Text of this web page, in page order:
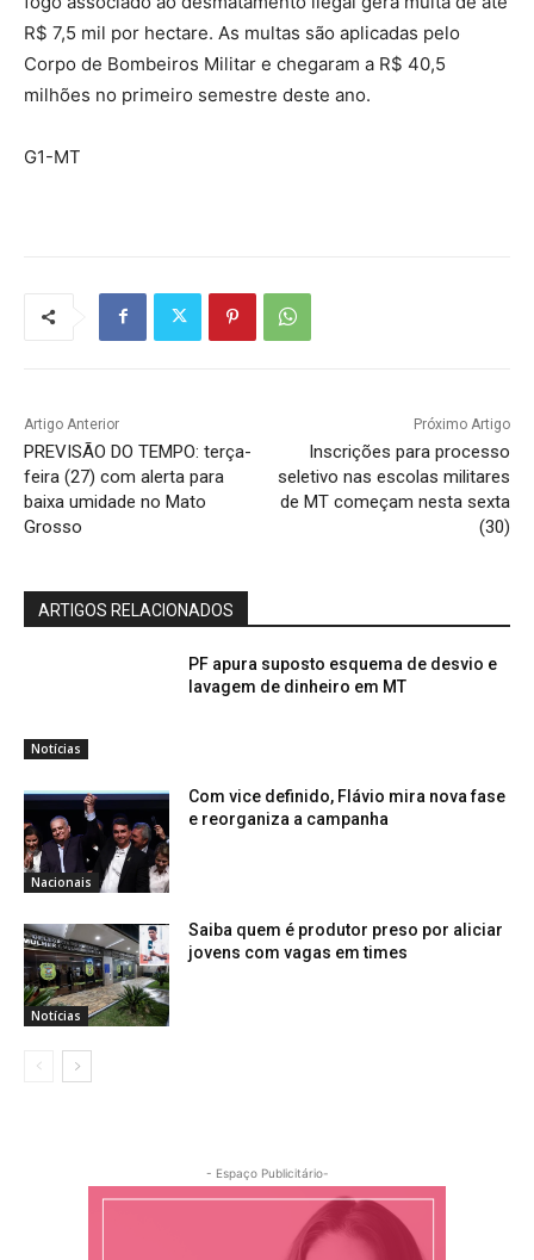
R$ 7,5 mil por hectare. As multas são aplicadas pelo
Corpo de Bombeiros Militar e chegaram a R$ 40,5
milhões no primeiro semestre deste ano.
G1-MT
Artigo Anterior
PREVISÃO DO TEMPO: terça-
feira (27) com alerta para
baixa umidade no Mato
Grosso
Próximo Artigo
Inscrições para processo
seletivo nas escolas militares
de MT começam nesta sexta
(30)
ARTIGOS RELACIONADOS
Notícias
PF apura suposto esquema de desvio e
lavagem de dinheiro em MT
Nacionais
Com vice definido, Flávio mira nova fase
e reorganiza a campanha
Notícias
Saiba quem é produtor preso por aliciar
jovens com vagas em times
- Espaço Publicitário-